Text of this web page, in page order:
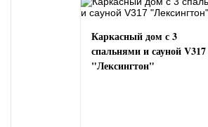
Каркасный дом с 3
спальнями и сауной V317
"Лексингтон"